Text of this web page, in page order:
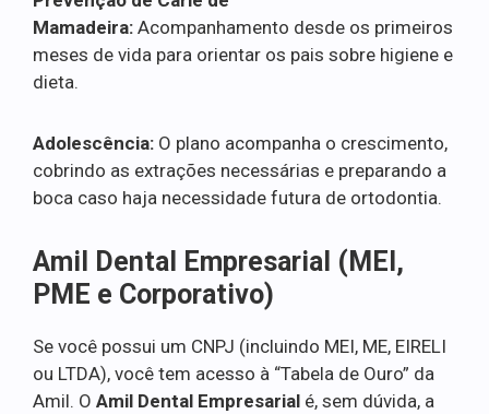
Mamadeira: Acompanhamento desde os primeiros
meses de vida para orientar os pais sobre higiene e
dieta.
Adolescência: O plano acompanha o crescimento,
cobrindo as extrações necessárias e preparando a
boca caso haja necessidade futura de ortodontia.
Amil Dental Empresarial (MEI,
PME e Corporativo)
Se você possui um CNPJ (incluindo MEI, ME, EIRELI
ou LTDA), você tem acesso à “Tabela de Ouro” da
Amil. O Amil Dental Empresarial é, sem dúvida, a